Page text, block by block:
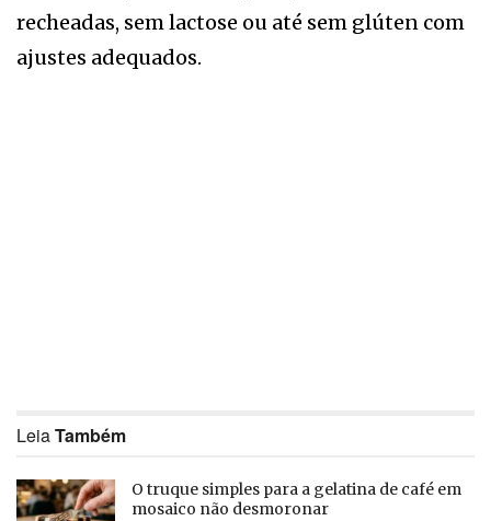
recheadas, sem lactose ou até sem glúten com
ajustes adequados.
LeiaTambém
O truque simples para a gelatina de café em
mosaico não desmoronar